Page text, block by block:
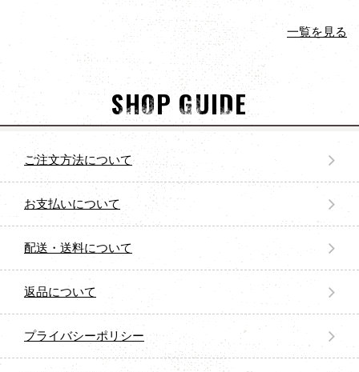
一覧を見る
SHOP GUIDE
ご注文方法について
お支払いについて
配送・送料について
返品について
プライバシーポリシー